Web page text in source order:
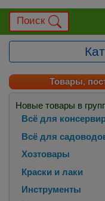
Поиск
Товары,
Новые товары в
Всё для
Всё для
Хозтовары
Краски и лаки
Инструменты